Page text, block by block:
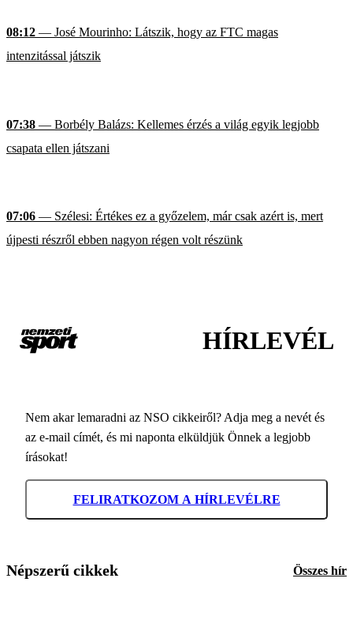
08:12 — José Mourinho: Látszik, hogy az FTC magas
intenzitással játszik
07:38 — Borbély Balázs: Kellemes érzés a világ egyik legjobb
csapata ellen játszani
07:06 — Szélesi: Értékes ez a győzelem, már csak azért is, mert
újpesti részről ebben nagyon régen volt részünk
HÍRLEVÉL
Nem akar lemaradni az NSO cikkeiről? Adja meg a nevét és
az e-mail címét, és mi naponta elküldjük Önnek a legjobb
írásokat!
FELIRATKOZOM A HÍRLEVÉLRE
Népszerű cikkek Összes hír